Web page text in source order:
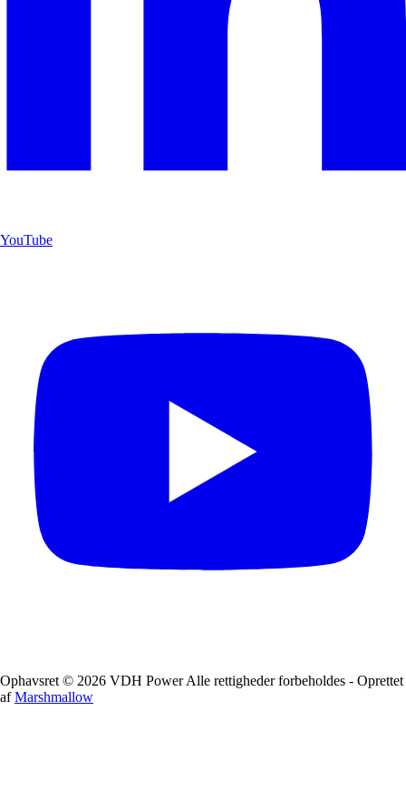
YouTube
Ophavsret © 2026 VDH Power Alle rettigheder forbeholdes - Oprettet
afMarshmallow